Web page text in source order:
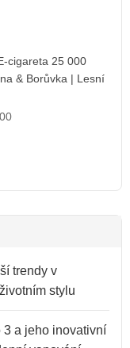
cigareta 25 000
& Borůvka | Lesní
trendy v
stylu
3 a jeho inovativní